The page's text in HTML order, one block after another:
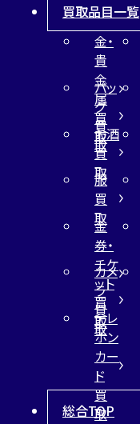
買取品目一覧
金・
貴
金
属
買
取
バッ
グ
買
取
お酒
買
取
服
買
取
金
券・
チケ
ット
買
取
カメ
ラ
買
取
テレ
ホン
カー
ド
買
取
総合TOP